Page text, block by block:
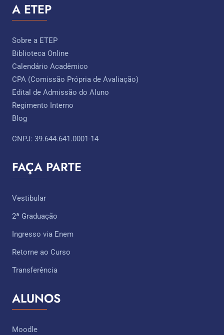
A ETEP
Sobre a ETEP
Biblioteca Online
Calendário Acadêmico
CPA (Comissão Própria de Avaliação)
Edital de Admissão do Aluno
Regimento Interno
Blog
CNPJ: 39.644.641.0001-14
FAÇA PARTE
Vestibular
2ª Graduação
Ingresso via Enem
Retorne ao Curso
Transferência
ALUNOS
Moodle